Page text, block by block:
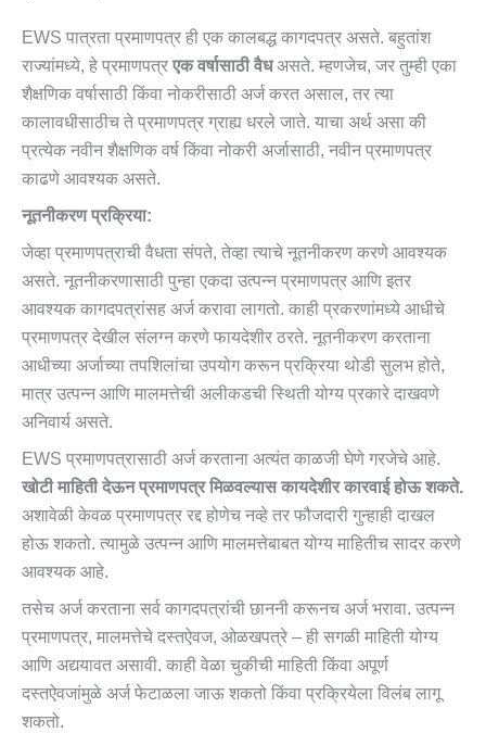
EWS पात्रता प्रमाणपत्र ही एक कालबद्ध कागदपत्र असते. बहुतांश
राज्यांमध्ये, हे प्रमाणपत्र एक वर्षासाठी वैधअसते. म्हणजेच, जर तुम्ही एका
शैक्षणिक वर्षासाठी किंवा नोकरीसाठी अर्ज करत असाल, तर त्या
कालावधीसाठीच ते प्रमाणपत्र ग्राह्य धरले जाते. याचा अर्थ असा की
प्रत्येक नवीन शैक्षणिक वर्ष किंवा नोकरी अर्जासाठी, नवीन प्रमाणपत्र
काढणे आवश्यक असते.
नूतनीकरण प्रक्रिया:
जेव्हा प्रमाणपत्राची वैधता संपते, तेव्हा त्याचे नूतनीकरण करणे आवश्यक
असते. नूतनीकरणासाठी पुन्हा एकदा उत्पन्न प्रमाणपत्र आणि इतर
आवश्यक कागदपत्रांसह अर्ज करावा लागतो. काही प्रकरणांमध्ये आधीचे
प्रमाणपत्र देखील संलग्न करणे फायदेशीर ठरते. नूतनीकरण करताना
आधीच्या अर्जाच्या तपशिलांचा उपयोग करून प्रक्रिया थोडी सुलभ होते,
मात्र उत्पन्न आणि मालमत्तेची अलीकडची स्थिती योग्य प्रकारे दाखवणे
अनिवार्य असते.
EWS प्रमाणपत्रासाठी अर्ज करताना अत्यंत काळजी घेणे गरजेचे आहे.
खोटी माहिती देऊन प्रमाणपत्र मिळवल्यास कायदेशीर कारवाई होऊ शकते.
अशावेळी केवळ प्रमाणपत्र रद्द होणेच नव्हे तर फौजदारी गुन्हाही दाखल
होऊ शकतो. त्यामुळे उत्पन्न आणि मालमत्तेबाबत योग्य माहितीच सादर करणे
आवश्यक आहे.
तसेच अर्ज करताना सर्व कागदपत्रांची छाननी करूनच अर्ज भरावा. उत्पन्न
प्रमाणपत्र, मालमत्तेचे दस्तऐवज, ओळखपत्रे – ही सगळी माहिती योग्य
आणि अद्ययावत असावी. काही वेळा चुकीची माहिती किंवा अपूर्ण
दस्तऐवजांमुळे अर्ज फेटाळला जाऊ शकतो किंवा प्रक्रियेला विलंब लागू
शकतो.